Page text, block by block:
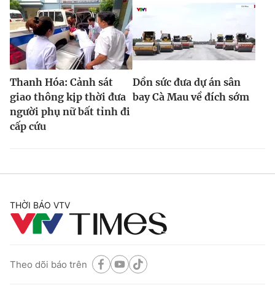
Thanh Hóa: Cảnh sát
giao thông kịp thời đưa
người phụ nữ bất tỉnh đi
cấp cứu
Dồn sức đưa dự án sân
bay Cà Mau về đích sớm
THỜI BÁO VTV
Theo dõi báo trên